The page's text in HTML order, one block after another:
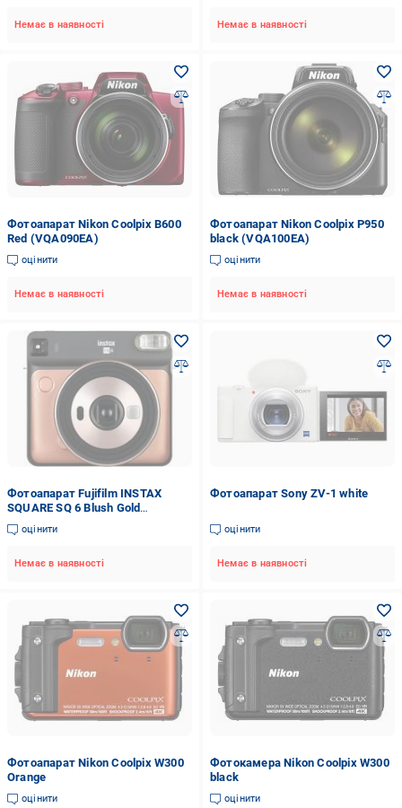
Немає в наявності Немає в наявності
Фотоапарат Nikon Coolpix B600
Red (VQA090EA)
оцінити
Немає в наявності
Фотоапарат Nikon Coolpix P950
black (VQA100EA)
оцінити
Немає в наявності
Фотоапарат Fujifilm INSTAX
SQUARE SQ 6 Blush Gold
(16581408) миттєвого друку
оцінити
Немає в наявності
Фотоапарат Sony ZV-1 white
оцінити
Немає в наявності
Фотоапарат Nikon Coolpix W300
Orange
оцінити
Фотокамера Nikon Coolpix W300
black
оцінити